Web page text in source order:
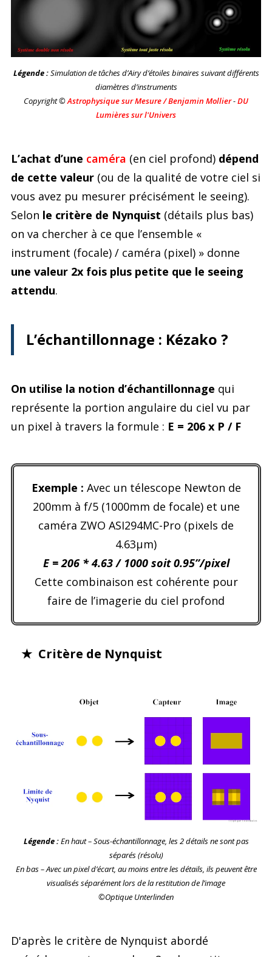
Légende :Simulation de tâches d’Airy d’étoiles binaires suivant différents
diamètres d’instruments
Copyright ©Astrophysique sur Mesure / Benjamin Mollier-DU
Lumières sur l'Univers
L’achat d’une caméra (en ciel profond) dépend
de cette valeur(ou de la qualité de votre ciel si
vous avez pu mesurer précisément le seeing).
Selon le critère de Nynquist (détails plus bas)
on va chercher à ce que l’ensemble «
instrument (focale) / caméra (pixel) » donne
une valeur 2x fois plus petite que le seeing
attendu.
L’échantillonnage : Kézako ?
On utilise la notion d’échantillonnage qui
représente la portion angulaire du ciel vu par
un pixel à travers la formule : E = 206 x P / F
Exemple : Avec un télescope Newton de
200mm à f/5 (1000mm de focale) et une
caméra ZWO ASI294MC-Pro (pixels de
4.63µm)
E = 206 * 4.63 / 1000 soit 0.95’’/pixel
Cette combinaison est cohérente pour
faire de l’imagerie du ciel profond
★ Critère de Nynquist
Légende :En haut – Sous-échantillonnage, les 2 détails ne sont pas
séparés (résolu)
En bas – Avec un pixel d’écart, au moins entre les détails, ils peuvent être
visualisés séparément lors de la restitution de l’image
©Optique Unterlinden
D'après le critère de Nynquist abordé